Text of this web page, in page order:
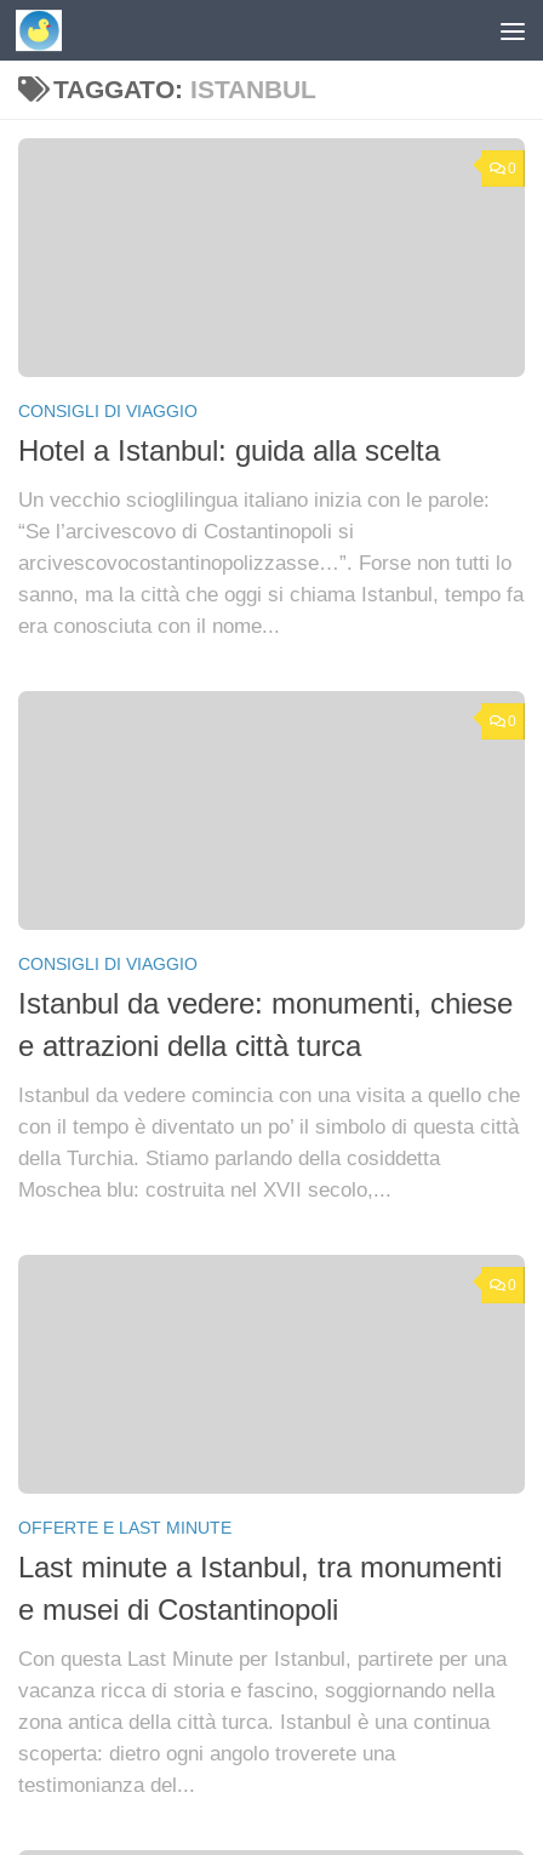
Skip to content
TAGGATO: ISTANBUL
0
CONSIGLI DI VIAGGIO
Hotel a Istanbul: guida alla scelta
Un vecchio scioglilingua italiano inizia con le parole:
“Se l’arcivescovo di Costantinopoli si
arcivescovocostantinopolizzasse…”. Forse non tutti lo
sanno, ma la città che oggi si chiama Istanbul, tempo fa
era conosciuta con il nome...
0
CONSIGLI DI VIAGGIO
Istanbul da vedere: monumenti, chiese
e attrazioni della città turca
Istanbul da vedere comincia con una visita a quello che
con il tempo è diventato un po’ il simbolo di questa città
della Turchia. Stiamo parlando della cosiddetta
Moschea blu: costruita nel XVII secolo,...
0
OFFERTE E LAST MINUTE
Last minute a Istanbul, tra monumenti
e musei di Costantinopoli
Con questa Last Minute per Istanbul, partirete per una
vacanza ricca di storia e fascino, soggiornando nella
zona antica della città turca. Istanbul è una continua
scoperta: dietro ogni angolo troverete una
testimonianza del...